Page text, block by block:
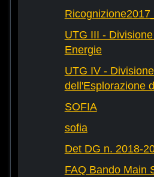
UTG III -
Energie
UTG IV -
dell'Esplorazione
SOFIA
sofia
Det DG n. 2018-
FAQ Bando Main